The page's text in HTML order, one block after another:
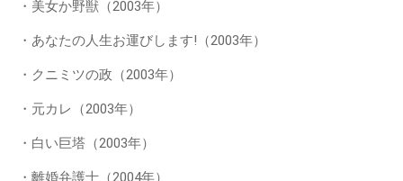
・美女か野獣（2003年）
・あなたの人生お運びします!（2003年）
・クニミツの政（2003年）
・元カレ（2003年）
・白い巨塔（2003年）
・離婚弁護士（2004年）